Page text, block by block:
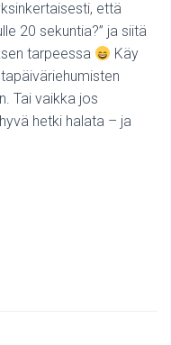
että
20 sekuntia?” ja siitä
tarpeessa
Käy
Tai vaikka jos
hetki halata – ja